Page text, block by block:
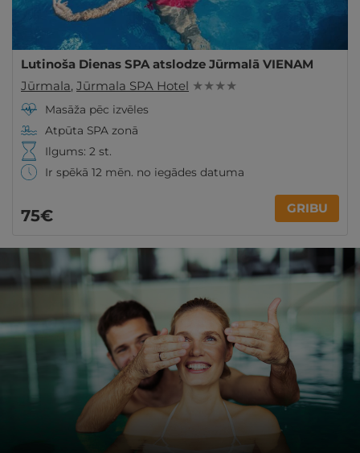
Lutinoša Dienas SPA atslodze Jūrmalā VIENAM
Jūrmala, Jūrmala SPA Hotel ★ ★ ★ ★
Masāža pēc izvēles
Atpūta SPA zonā
Ilgums: 2 st.
Ir spēkā 12 mēn. no iegādes datuma
75€ GRIBU